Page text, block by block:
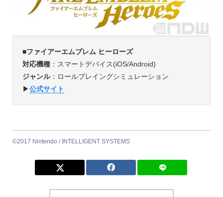
■ファイアーエムブレム ヒーローズ
対応機種：スマートデバイス(iOS/Android)
ジャンル：ロールプレイングシミュレーション
▶︎公式サイト
©2017 Nintendo / INTELLIGENT SYSTEMS